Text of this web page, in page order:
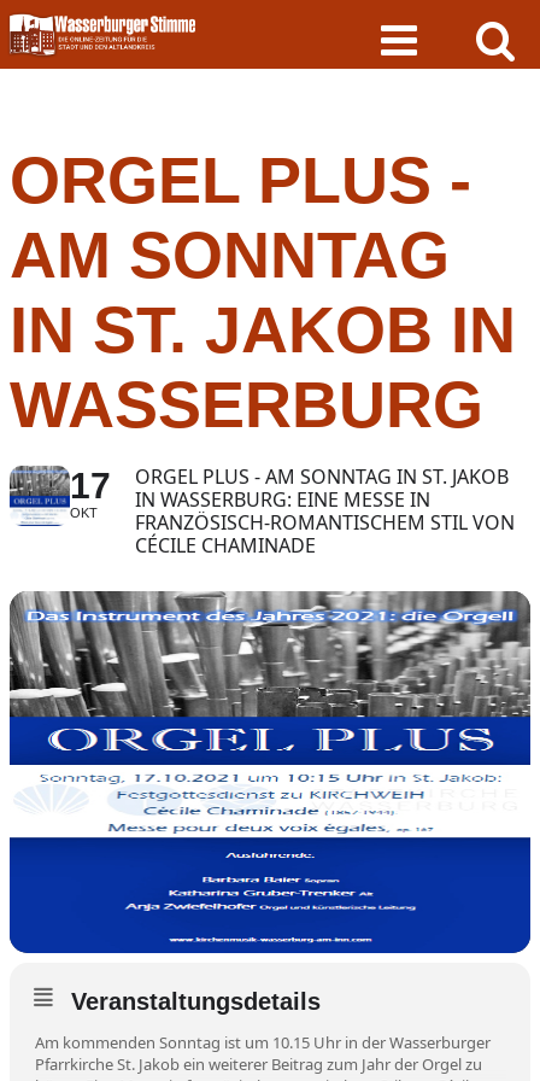
Skip
to
content
ORGEL PLUS -
AM SONNTAG
IN ST. JAKOB IN
WASSERBURG
17
OKT
ORGEL PLUS - AM SONNTAG IN ST. JAKOB
IN WASSERBURG: EINE MESSE IN
FRANZÖSISCH-ROMANTISCHEM STIL VON
CÉCILE CHAMINADE
Veranstaltungsdetails
Am kommenden Sonntag ist um 10.15 Uhr in der Wasserburger
Pfarrkirche St. Jakob ein weiterer Beitrag zum Jahr der Orgel zu